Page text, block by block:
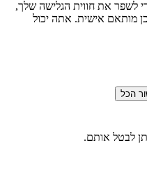
לשפר את חווית הגלישה שלך,
מותאם אישית. אתה יכול
הכל
לבטל אותם.